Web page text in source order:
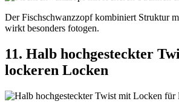
Der Fischschwanzzopf kombiniert Struktur
wirkt besonders fotogen.
11. Halb hochgesteckter
lockeren Locken